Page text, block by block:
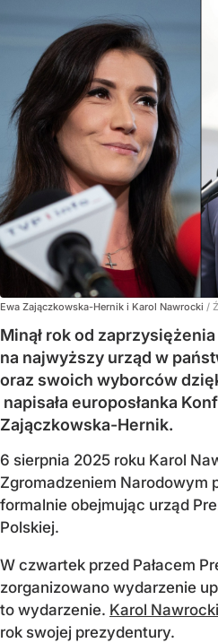
Ewa Zajączkowska-Hernik i Karol Nawrocki /
Minął rok od
na najwyższy urząd w
oraz swoich wyborców
napisała europosłanka
Zajączkowska-Hernik.
6 sierpnia 2025 roku Karol
Zgromadzeniem Narodowym
formalnie obejmując urząd
Polskiej.
W czwartek przed Pałacem
zorganizowano wydarzenie
to wydarzenie. Karol
rok swojej prezydentury.